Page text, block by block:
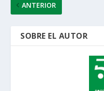
ANTERIOR
SOBRE EL AUTOR